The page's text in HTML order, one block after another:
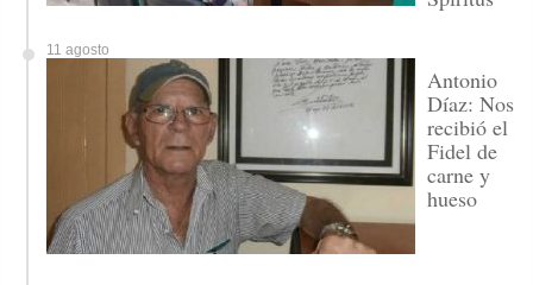
11 agosto
Antonio
Díaz: Nos
recibió el
Fidel de
carne y
hueso